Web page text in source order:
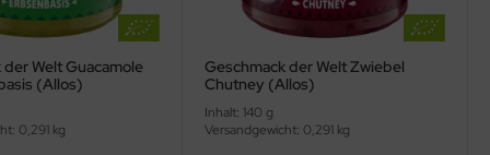
Welt Guacamole
(Allos)
0,291 kg
Geschmack der Welt Zwiebel
Chutney (Allos)
Inhalt: 140 g
Versandgewicht: 0,291 kg